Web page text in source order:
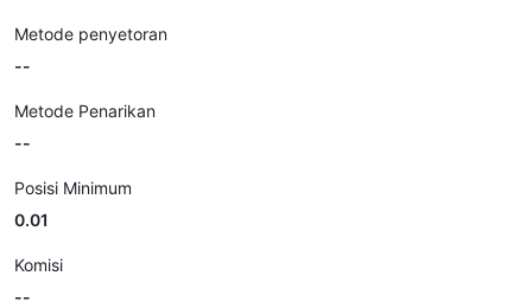
Metode penyetoran
--
Metode Penarikan
--
Posisi Minimum
0.01
Komisi
--